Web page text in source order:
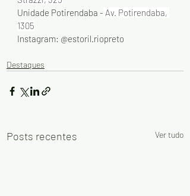
Unidade Potirendaba - Av. Potirendaba,
1305
Instagram: @estoril.riopreto
Destaques
Posts recentes Ver tudo